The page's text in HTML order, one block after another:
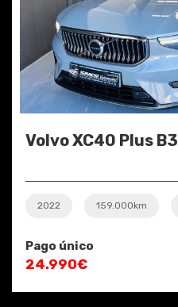
Volvo XC40 Plus B3
2022 159.000km
Pago único
24.990€